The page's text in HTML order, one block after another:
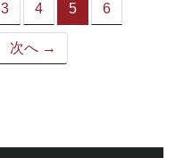
3 4 5
（こ
6
次へ →